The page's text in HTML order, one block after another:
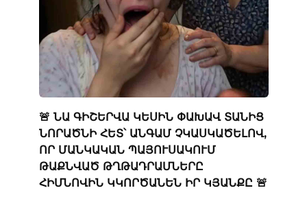
🚨 ՆԱ ԳԻՇԵՐՎԱ ԿԵՍԻՆ ՓԱԽԱՎ ՏԱՆԻՑ
ՆՈՐԱԾՆԻ ՀԵՏ՝ ԱՆԳԱՄ ՉԿԱՍԿԱԾԵԼՈՎ,
ՈՐ ՄԱՆԿԱԿԱՆ ՊԱՅՈՒՍԱԿՈՒՄ
ԹԱՔՆՎԱԾ ԹՂԹԱԴՐԱՄՆԵՐԸ
ՀԻՄՆՈՎԻՆ ԿԿՈՐԾԱՆԵՆ ԻՐ ԿՅԱՆՔԸ 🚨